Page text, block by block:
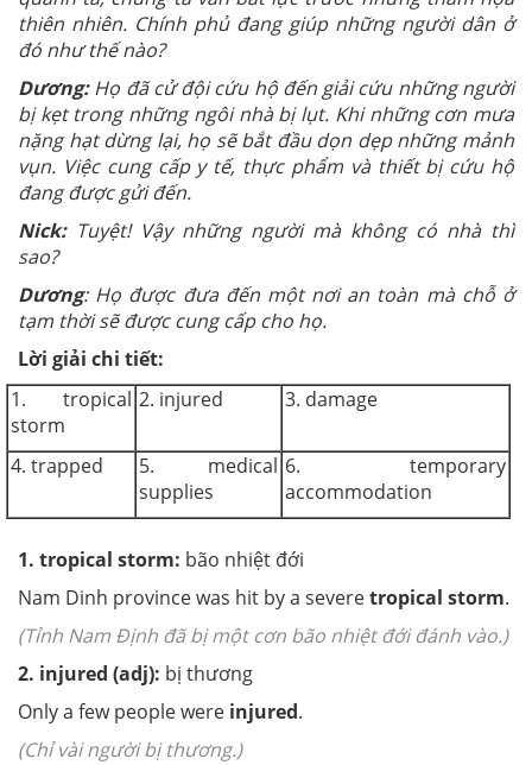
thiên nhiên. Chính phủ đang giúp những người dân ở
đó như thế nào?
Dương:Họ đã cử đội cứu hộ đến giải cứu những người
bị kẹt trong những ngôi nhà bị lụt. Khi những cơn mưa
nặng hạt dừng lại, họ sẽ bắt đầu dọn dẹp những mảnh
vụn. Việc cung cấp y tế, thực phẩm và thiết bị cứu hộ
đang được gửi đến.
Nick:Tuyệt! Vậy những người mà không có nhà thì
sao?
Dương: Họ được đưa đến một nơi an toàn mà chỗ ở
tạm thời sẽ được cung cấp cho họ.
Lời giải chi tiết:
1. tropical
storm
2. injured 3. damage
4. trapped
5. medical
supplies
6. temporary
accommodation
1. tropical storm: bão nhiệt đới
Nam Dinh province was hit by a severetropical storm.
(Tỉnh Nam Định đã bị một cơn bão nhiệt đới đánh vào.)
2. injured (adj): bị thương
Only a few people were injured.
(Chỉ vài người bị thương.)